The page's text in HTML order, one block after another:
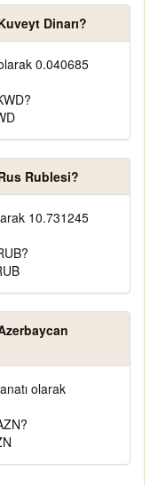
Dinarı?
0.040685
Rublesi?
10.731245
olarak